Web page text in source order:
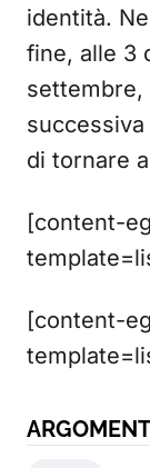
identità.
fine, alle 3
settembre,
di tornare
[content-
[content-